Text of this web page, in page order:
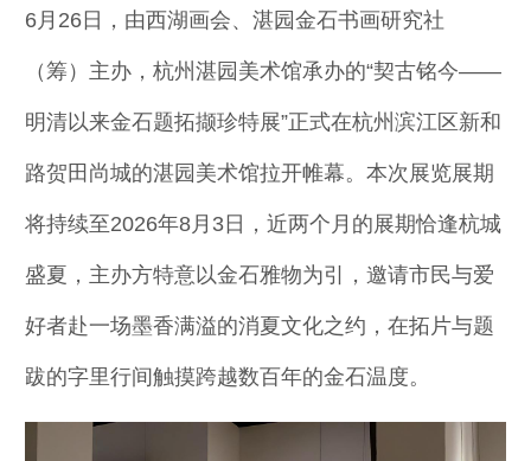
6月26日，由西湖画会、湛园金石书画研究社
（筹）主办，杭州湛园美术馆承办的“契古铭今——
明清以来金石题拓撷珍特展”正式在杭州滨江区新和
路贺田尚城的湛园美术馆拉开帷幕。本次展览展期
将持续至2026年8月3日，近两个月的展期恰逢杭城
盛夏，主办方特意以金石雅物为引，邀请市民与爱
好者赴一场墨香满溢的消夏文化之约，在拓片与题
跋的字里行间触摸跨越数百年的金石温度。